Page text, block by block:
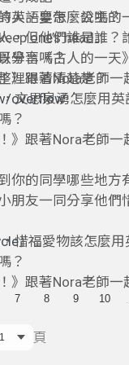
英語要怎麼說嗎？
one’s head」
學習嗎？
》跟著Nora老師一
人、皇帝、公主的
，但他們誰是誰？
分享《古人的一天
理得清清楚楚？
文思泉湧怎麼用英
overflow
？
》跟著Nora老師一
你的同學哪些地方
朋友一同分享他們
惜福愛物該怎麼用
」
？
》跟著Nora老師一
7 8 9 10
頁